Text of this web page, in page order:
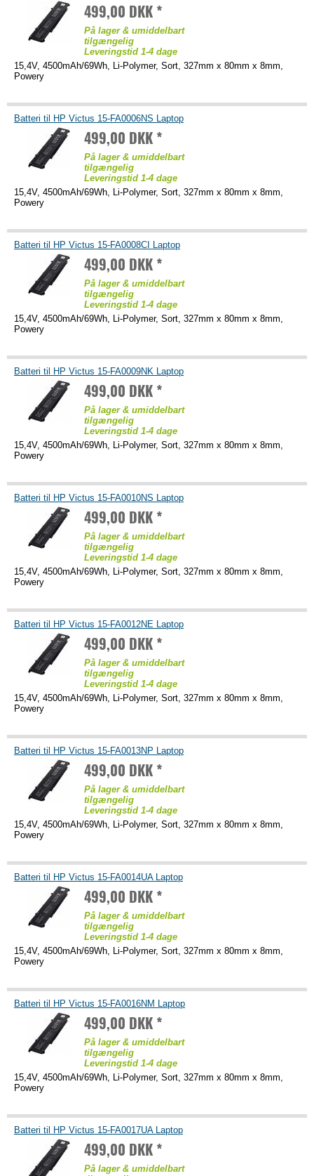
499,00 DKK *
På lager & umiddelbart
tilgængelig
Leveringstid 1-4 dage
15,4V, 4500mAh/69Wh, Li-Polymer, Sort, 327mm x 80mm x 8mm,
Powery
Batteri til HP Victus 15-FA0006NS Laptop
499,00 DKK *
På lager & umiddelbart
tilgængelig
Leveringstid 1-4 dage
15,4V, 4500mAh/69Wh, Li-Polymer, Sort, 327mm x 80mm x 8mm,
Powery
Batteri til HP Victus 15-FA0008CI Laptop
499,00 DKK *
På lager & umiddelbart
tilgængelig
Leveringstid 1-4 dage
15,4V, 4500mAh/69Wh, Li-Polymer, Sort, 327mm x 80mm x 8mm,
Powery
Batteri til HP Victus 15-FA0009NK Laptop
499,00 DKK *
På lager & umiddelbart
tilgængelig
Leveringstid 1-4 dage
15,4V, 4500mAh/69Wh, Li-Polymer, Sort, 327mm x 80mm x 8mm,
Powery
Batteri til HP Victus 15-FA0010NS Laptop
499,00 DKK *
På lager & umiddelbart
tilgængelig
Leveringstid 1-4 dage
15,4V, 4500mAh/69Wh, Li-Polymer, Sort, 327mm x 80mm x 8mm,
Powery
Batteri til HP Victus 15-FA0012NE Laptop
499,00 DKK *
På lager & umiddelbart
tilgængelig
Leveringstid 1-4 dage
15,4V, 4500mAh/69Wh, Li-Polymer, Sort, 327mm x 80mm x 8mm,
Powery
Batteri til HP Victus 15-FA0013NP Laptop
499,00 DKK *
På lager & umiddelbart
tilgængelig
Leveringstid 1-4 dage
15,4V, 4500mAh/69Wh, Li-Polymer, Sort, 327mm x 80mm x 8mm,
Powery
Batteri til HP Victus 15-FA0014UA Laptop
499,00 DKK *
På lager & umiddelbart
tilgængelig
Leveringstid 1-4 dage
15,4V, 4500mAh/69Wh, Li-Polymer, Sort, 327mm x 80mm x 8mm,
Powery
Batteri til HP Victus 15-FA0016NM Laptop
499,00 DKK *
På lager & umiddelbart
tilgængelig
Leveringstid 1-4 dage
15,4V, 4500mAh/69Wh, Li-Polymer, Sort, 327mm x 80mm x 8mm,
Powery
Batteri til HP Victus 15-FA0017UA Laptop
499,00 DKK *
På lager & umiddelbart